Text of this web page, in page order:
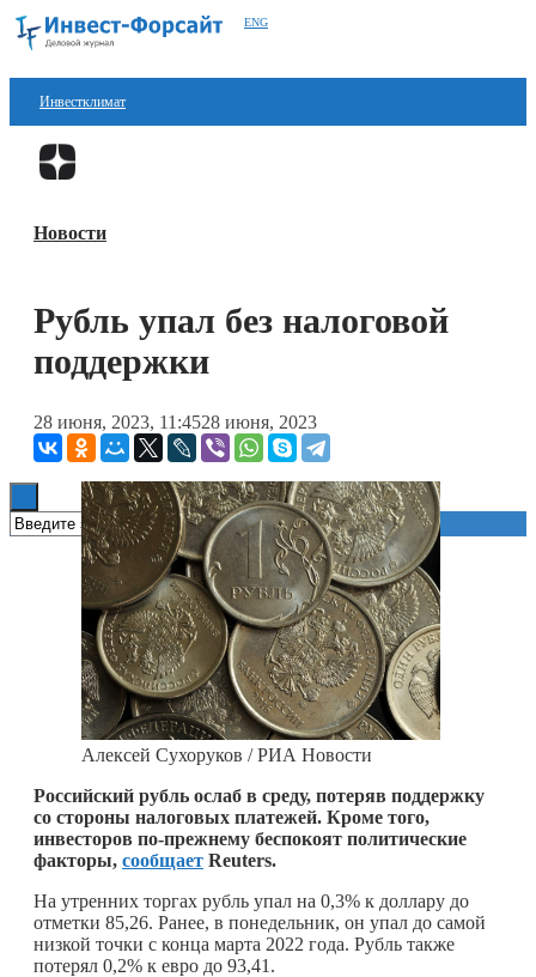
ENG
Инвестклимат
Финансы
Блокчейн
Технологии
Книги
Новости
Рубль упал без налоговой
поддержки
28 июня, 2023, 11:4528 июня, 2023
Алексей Сухоруков / РИА Новости
Российский рубль ослаб в среду, потеряв поддержку
со стороны налоговых платежей. Кроме того,
инвесторов по-прежнему беспокоят политические
факторы, сообщает Reuters.
На утренних торгах рубль упал на 0,3% к доллару до
отметки 85,26. Ранее, в понедельник, он упал до самой
низкой точки с конца марта 2022 года. Рубль также
потерял 0,2% к евро до 93,41.